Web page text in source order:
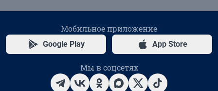
Мобильное приложение
Google Play App Store
Мы в соцсетях